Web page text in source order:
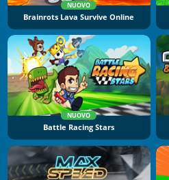
NUOVO
Brainrots Lava Survive Online
NUOVO
Battle Racing Stars